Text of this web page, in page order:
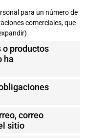
para un número de
comerciales, que
o productos
ha
correo
sitio